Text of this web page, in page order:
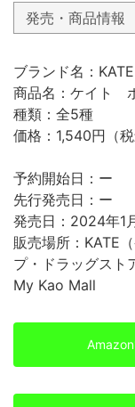
発売・商品情報
ブランド名：KATE
商品名：ケイト
種類：全5種
価格：1,540円（
予約開始日：ー
先行発売日：ー
発売日：2024年1
販売場所：KATE
プ・ドラッグスト
My Kao Mall